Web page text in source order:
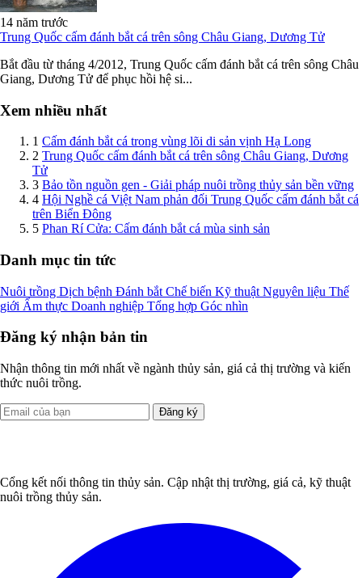
14 năm trước
Trung Quốc cấm đánh bắt cá trên sông Châu Giang, Dương Tử
Bắt đầu từ tháng 4/2012, Trung Quốc cấm đánh bắt cá trên sông Châu
Giang, Dương Tử để phục hồi hệ si...
Xem nhiều nhất
1 Cấm đánh bắt cá trong vùng lõi di sản vịnh Hạ Long
2 Trung Quốc cấm đánh bắt cá trên sông Châu Giang, Dương
Tử
3 Bảo tồn nguồn gen - Giải pháp nuôi trồng thủy sản bền vững
4 Hội Nghề cá Việt Nam phản đối Trung Quốc cấm đánh bắt cá
trên Biển Đông
5 Phan Rí Cửa: Cấm đánh bắt cá mùa sinh sản
Danh mục tin tức
Nuôi trồng Dịch bệnh Đánh bắt Chế biến Kỹ thuật Nguyên liệu Thế
giới Ẩm thực Doanh nghiệp Tổng hợp Góc nhìn
Đăng ký nhận bản tin
Nhận thông tin mới nhất về ngành thủy sản, giá cả thị trường và kiến
thức nuôi trồng.
Đăng ký
Cổng kết nối thông tin thủy sản. Cập nhật thị trường, giá cả, kỹ thuật
nuôi trồng thủy sản.